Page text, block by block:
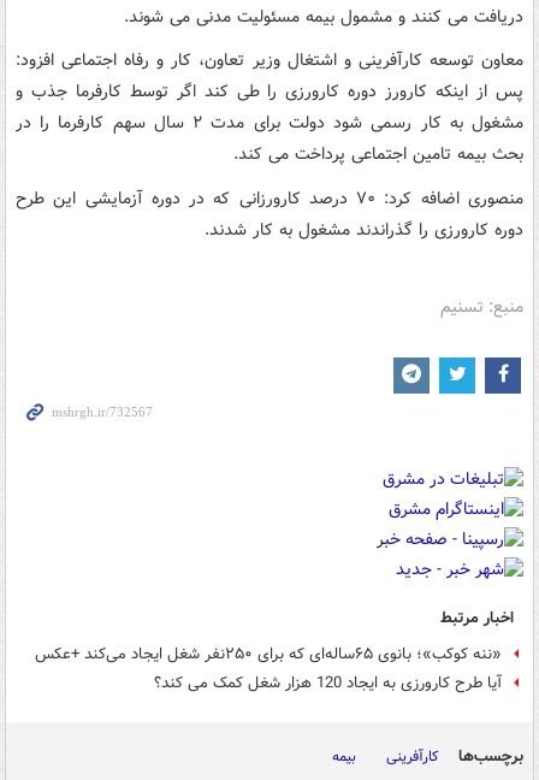
دریافت می کنند و مشمول بیمه مسئولیت مدنی می شوند.
معاون توسعه کارآفرینی و اشتغال وزیر تعاون، کار و رفاه اجتماعی افزود:
پس از اینکه کارورز دوره کارورزی را طی کند اگر توسط کارفرما جذب و
مشغول به کار رسمی شود دولت برای مدت ۲ سال سهم کارفرما را در
بحث بیمه تامین اجتماعی پرداخت می کند.
منصوری اضافه کرد: ۷۰ درصد کارورزانی که در دوره آزمایشی این طرح
دوره کارورزی را گذراندند مشغول به کار شدند.
منبع: تسنیم
اخبار مرتبط
«ننه کوکب»؛ بانوی ۶۵ساله‌ای که برای ۲۵۰نفر شغل ایجاد می‌کند +عکس
آیا طرح کارورزی به ایجاد 120 هزار شغل کمک می کند؟
برچسب‌ها کارآفرینی بیمه